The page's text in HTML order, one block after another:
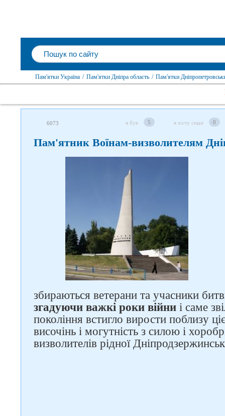
Пам'ятки Україна / Пам'ятки Дніпра область / Пам'ятки
6073 я був 5 я хочу сюди 0
Пам'ятник Воїнам-визволителям
збираються ветерани та учасники
згадуючи важкі роки війни і саме
покоління встигло вирости поблизу
височінь і могутність з силою і
визволителів рідної